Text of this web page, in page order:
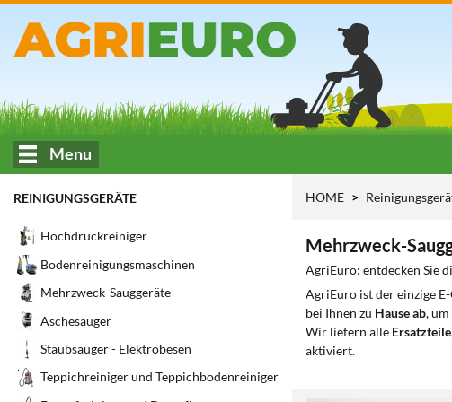
Menu
REINIGUNGSGERÄTE
Hochdruckreiniger
Bodenreinigungsmaschinen
Mehrzweck-Sauggeräte
Aschesauger
Staubsauger - Elektrobesen
Teppichreiniger und Teppichbodenreiniger
HOME
Mehrzweck-
AgriEuro: entdecken Sie
AgriEuro ist der einzige
bei Ihnen zu Hause ab, um
Wir liefern alle Ersatzteile
aktiviert.